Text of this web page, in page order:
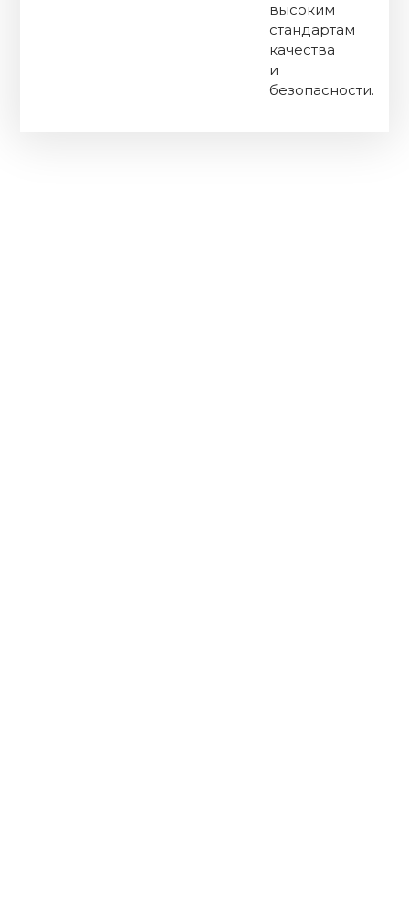
высоким
стандартам
качества
и
безопасности.